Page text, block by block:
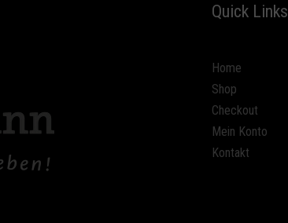
Quick Links
Home
Shop
Checkout
Mein Konto
Kontakt